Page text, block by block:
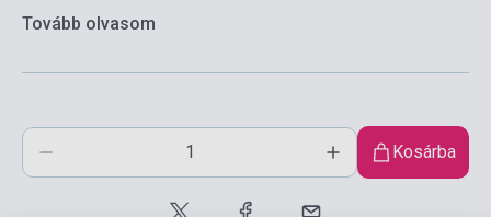
Tovább olvasom
Kosárba